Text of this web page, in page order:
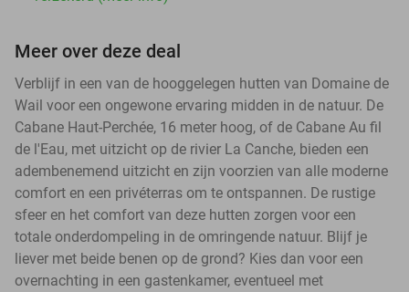
Meer over deze deal
Verblijf in een van de hooggelegen hutten van Domaine de
Wail voor een ongewone ervaring midden in de natuur. De
Cabane Haut-Perchée, 16 meter hoog, of de Cabane Au fil
de l'Eau, met uitzicht op de rivier La Canche, bieden een
adembenemend uitzicht en zijn voorzien van alle moderne
comfort en een privéterras om te ontspannen. De rustige
sfeer en het comfort van deze hutten zorgen voor een
totale onderdompeling in de omringende natuur. Blijf je
liever met beide benen op de grond? Kies dan voor een
overnachting in een gastenkamer, eventueel met